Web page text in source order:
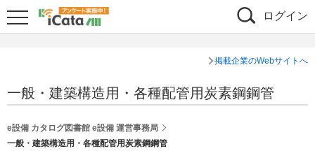
ログイン
掲載企業のWebサイトへ
一般・建築構造用・各種配管用炭素鋼鋼管
e設備 カタログ図書館 e設備 運営事務局
一般・建築構造用・各種配管用炭素鋼鋼管